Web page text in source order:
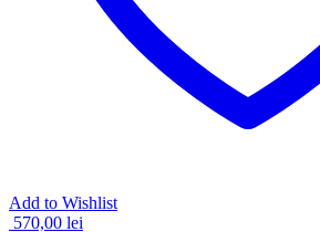
Add to Wishlist
570,00 lei